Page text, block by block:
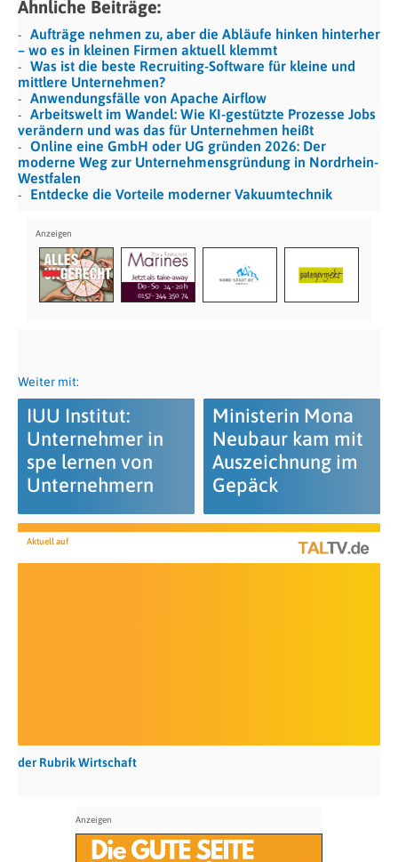
Ähnliche Beiträge:
Aufträge nehmen zu, aber die Abläufe hinken hinterher
– wo es in kleinen Firmen aktuell klemmt
Was ist die beste Recruiting-Software für kleine und
mittlere Unternehmen?
Anwendungsfälle von Apache Airflow
Arbeitswelt im Wandel: Wie KI-gestützte Prozesse Jobs
verändern und was das für Unternehmen heißt
Online eine GmbH oder UG gründen 2026: Der
moderne Weg zur Unternehmensgründung in Nordrhein-
Westfalen
Entdecke die Vorteile moderner Vakuumtechnik
Weiter mit:
IUU Institut:
Unternehmer in
spe lernen von
Unternehmern
Ministerin Mona
Neubaur kam mit
Auszeichnung im
Gepäck
Aktuell auf
der Rubrik Wirtschaft